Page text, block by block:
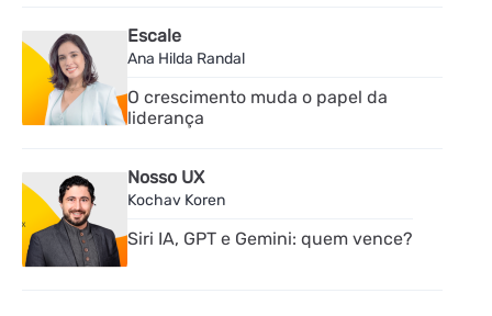
Escale
Ana Hilda Randal
O crescimento muda o papel da
liderança
Nosso UX
Kochav Koren
Siri IA, GPT e Gemini: quem vence?